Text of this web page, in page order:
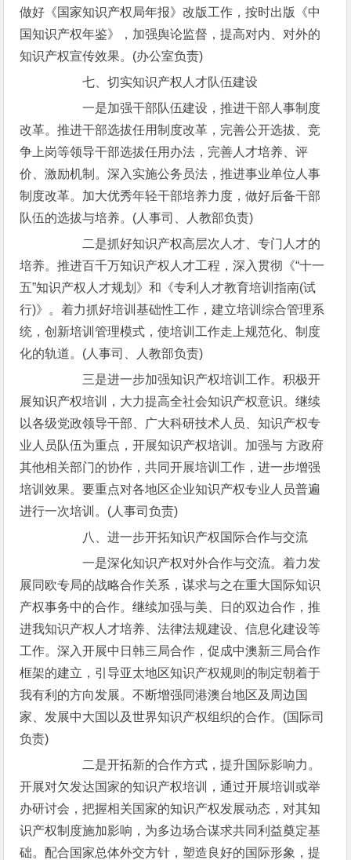
做好《国家知识产权局年报》改版工作，按时出版《中
国知识产权年鉴》，加强舆论监督，提高对内、对外的
知识产权宣传效果。(办公室负责)
七、切实知识产权人才队伍建设
一是加强干部队伍建设，推进干部人事制度
改革。推进干部选拔任用制度改革，完善公开选拔、竞
争上岗等领导干部选拔任用办法，完善人才培养、评
价、激励机制。深入实施公务员法，推进事业单位人事
制度改革。加大优秀年轻干部培养力度，做好后备干部
队伍的选拔与培养。(人事司、人教部负责)
二是抓好知识产权高层次人才、专门人才的
培养。推进百千万知识产权人才工程，深入贯彻《“十一
五”知识产权人才规划》和《专利人才教育培训指南(试
行)》。着力抓好培训基础性工作，建立培训综合管理系
统，创新培训管理模式，使培训工作走上规范化、制度
化的轨道。(人事司、人教部负责)
三是进一步加强知识产权培训工作。积极开
展知识产权培训，大力提高全社会知识产权意识。继续
以各级党政领导干部、广大科研技术人员、知识产权专
业人员队伍为重点，开展知识产权培训。加强与 方政府
其他相关部门的协作，共同开展培训工作，进一步增强
培训效果。要重点对各地区企业知识产权专业人员普遍
进行一次培训。(人事司负责)
八、进一步开拓知识产权国际合作与交流
一是深化知识产权对外合作与交流。着力发
展同欧专局的战略合作关系，谋求与之在重大国际知识
产权事务中的合作。继续加强与美、日的双边合作，推
进我知识产权人才培养、法律法规建设、信息化建设等
工作。深入开展中日韩三局合作，促成中澳新三局合作
框架的建立，引导亚太地区知识产权规则的制定朝着于
我有利的方向发展。不断增强同港澳台地区及周边国
家、发展中大国以及世界知识产权组织的合作。(国际司
负责)
二是开拓新的合作方式，提升国际影响力。
开展对欠发达国家的知识产权培训，通过开展培训或举
办研讨会，把握相关国家的知识产权发展动态，对其知
识产权制度施加影响，为多边场合谋求共同利益奠定基
础。配合国家总体外交方针，塑造良好的国际形象，提